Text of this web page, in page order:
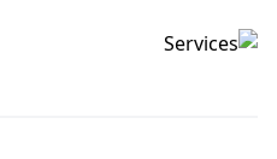
شركة الصدارة